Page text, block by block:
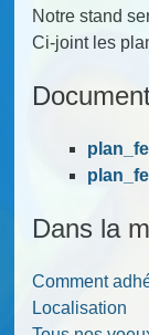
Notre stand
Ci-joint les
Dans la
Comment
Localisation